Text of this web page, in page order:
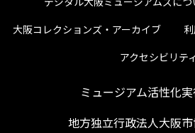
大阪コレクションズ・アーカイブ
アクセシビリティ
ミュージアム活性化
地方独立行政法人大阪